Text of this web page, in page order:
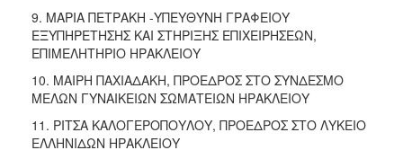
9. ΜΑΡΙΑ ΠΕΤΡΑΚΗ -ΥΠΕΥΘΥΝΗ ΓΡΑΦΕΙΟΥ
ΕΞΥΠΗΡΕΤΗΣΗΣ ΚΑΙ ΣΤΗΡΙΞΗΣ ΕΠΙΧΕΙΡΗΣΕΩΝ,
ΕΠΙΜΕΛΗΤΗΡΙΟ ΗΡΑΚΛΕΙΟΥ
10. ΜΑΙΡΗ ΠΑΧΙΑΔΑΚΗ, ΠΡΟΕΔΡΟΣ ΣΤΟ ΣΥΝΔΕΣΜΟ
ΜΕΛΩΝ ΓΥΝΑΙΚΕΙΩΝ ΣΩΜΑΤΕΙΩΝ ΗΡΑΚΛΕΙΟΥ
11. ΡΙΤΣΑ ΚΑΛΟΓΕΡΟΠΟΥΛΟΥ, ΠΡΟΕΔΡΟΣ ΣΤΟ ΛΥΚΕΙΟ
ΕΛΛΗΝΙΔΩΝ ΗΡΑΚΛΕΙΟΥ